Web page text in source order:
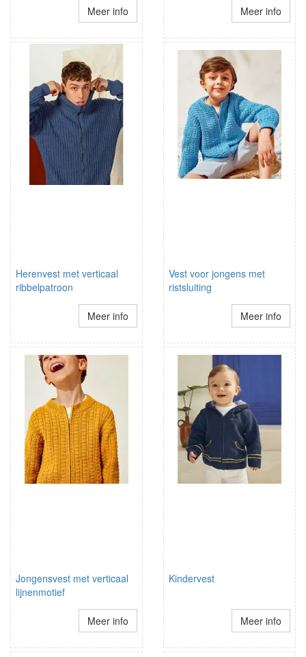
Meer info Meer info
Herenvest met verticaal
ribbelpatroon
Meer info
Vest voor jongens met
ristsluiting
Meer info
Jongensvest met verticaal
lijnenmotief
Meer info
Kindervest
Meer info